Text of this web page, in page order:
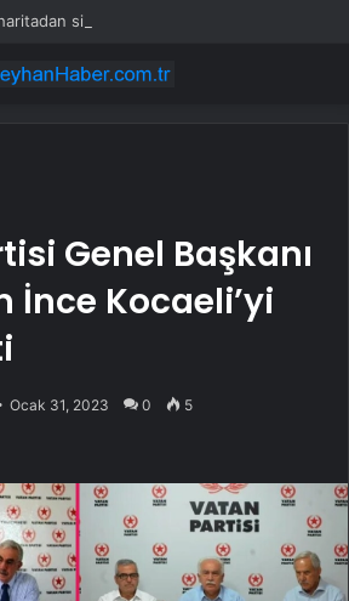
silindi: Halk tahliye edildi
Genel Başkanı
İnce Kocaeli’yi
Ocak 31, 2023 0 5